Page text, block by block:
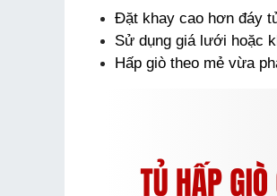
Đặt khay cao hơn đáy
Sử dụng giá lưới hoặc
Hấp giò theo mẻ vừa